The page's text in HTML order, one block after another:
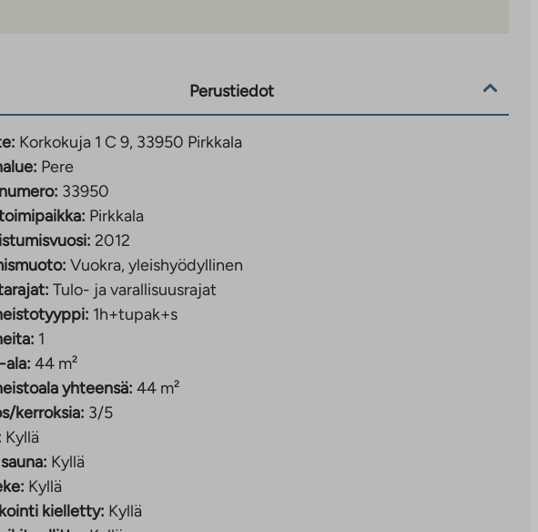
Perustiedot
Korkokuja 1 C 9, 33950 Pirkkala
Pere
33950
Pirkkala
2012
Vuokra, yleishyödyllinen
Tulo- ja varallisuusrajat
1h+tupak+s
1
ala: 44 m²
yhteensä: 44 m²
kerroksia: 3/5
Kyllä
Kyllä
Kyllä
kielletty: Kyllä